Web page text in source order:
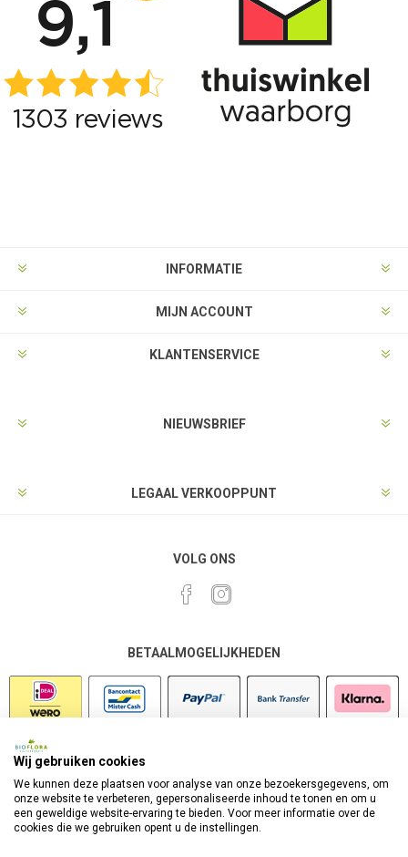
INFORMATIE
MIJN ACCOUNT
KLANTENSERVICE
NIEUWSBRIEF
LEGAAL VERKOOPPUNT
VOLG ONS
BETAALMOGELIJKHEDEN
Wij gebruiken cookies
We kunnen deze plaatsen voor analyse van onze bezoekersgegevens, om
onze website te verbeteren, gepersonaliseerde inhoud te tonen en om u
een geweldige website-ervaring te bieden. Voor meer informatie over de
cookies die we gebruiken opent u de instellingen.